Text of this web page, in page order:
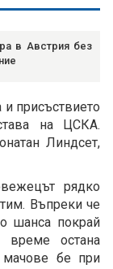
в Австрия без
присъствието
на ЦСКА.
Линдсет,
рядко
Въпреки че
шанса покрай
време остана
мачове бе при